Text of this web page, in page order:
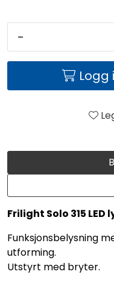
Frilight Solo 315 LED
Funksjonsbelysning
utforming.
Utstyrt med bryter.
-
Logg